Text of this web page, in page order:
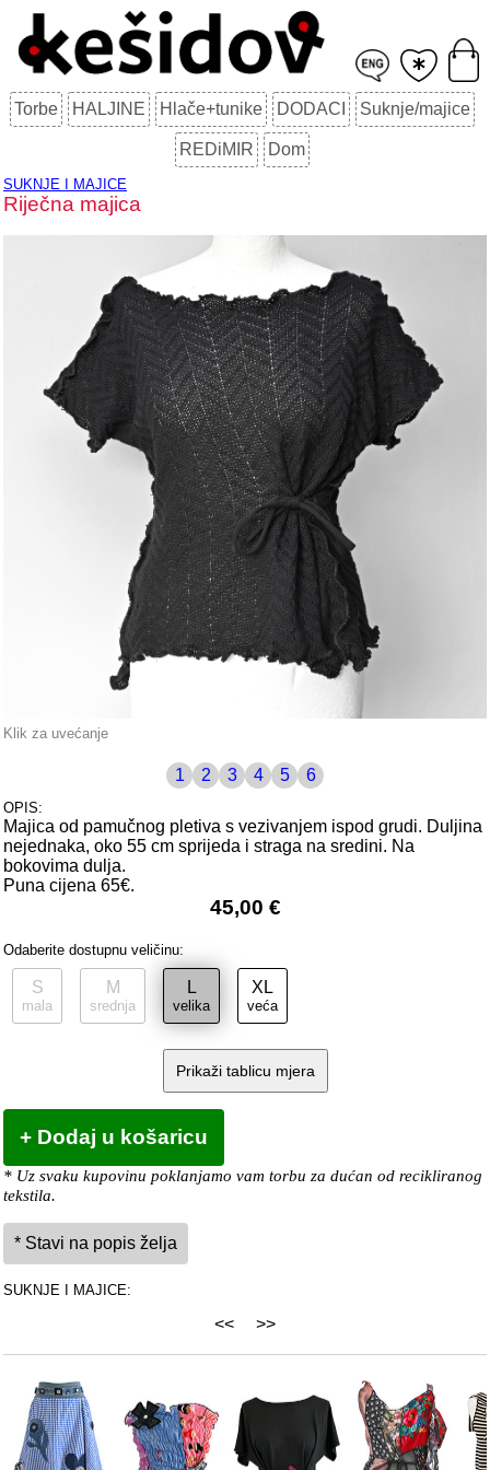
Torbe HALJINE Hlače+tunike DODACI Suknje/majice
REDiMIR Dom
SUKNJE I MAJICE
Riječna majica
Klik za uvećanje
1 2 3 4 5 6
OPIS:
Majica od pamučnog pletiva s vezivanjem ispod grudi. Duljina
nejednaka, oko 55 cm sprijeda i straga na sredini. Na
bokovima dulja.
Puna cijena 65€.
45,00 €
Odaberite dostupnu veličinu:
S
mala
M
srednja
L
velika
XL
veća
Prikaži tablicu mjera
* Uz svaku kupovinu poklanjamo vam torbu za dućan od recikliranog
tekstila.
SUKNJE I MAJICE:
<< >>